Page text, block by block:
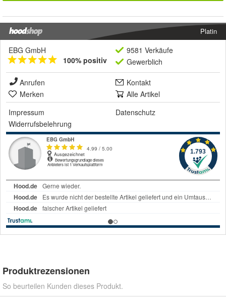
Platin
EBG GmbH
100% positiv
9581 Verkäufe
Gewerblich
Anrufen
Kontakt
Merken
Alle Artikel
Impressum
Datenschutz
Widerrufsbelehrung
Produktrezensionen
So beurteilen Kunden dieses Produkt.